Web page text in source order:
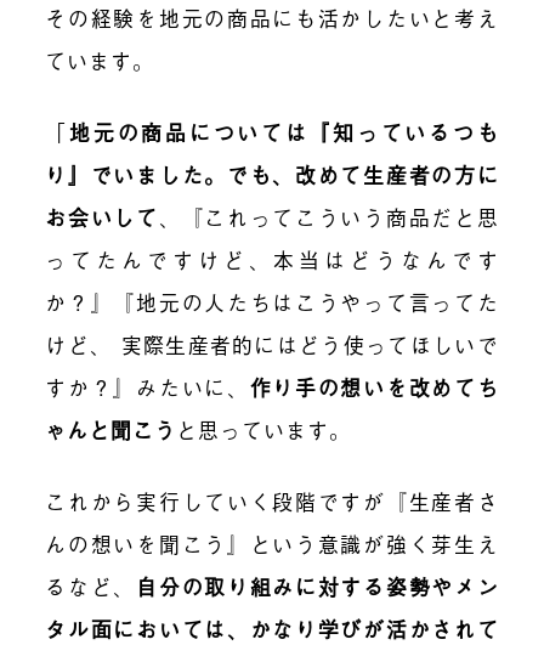
その経験を地元の商品にも活かしたいと考え
ています。
「地元の商品については『知っているつも
り』でいました。でも、改めて生産者の方に
お会いして、『これってこういう商品だと思
ってたんですけど、本当はどうなんです
か？』『地元の人たちはこうやって言ってた
けど、 実際生産者的にはどう使ってほしいで
すか？』みたいに、 作り手の想いを改めてち
ゃんと聞こう と思っています。
これから実行していく段階ですが『生産者さ
んの想いを聞こう』という意識が強く芽生え
るなど、
自分の取り組みに対する姿勢やメン
タル面においては、かなり学びが活かされて